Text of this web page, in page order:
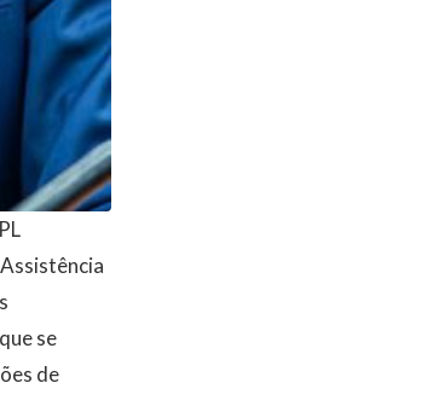
se
de